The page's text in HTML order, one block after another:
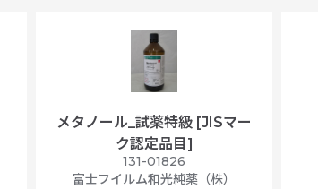
メタノール_試薬特級 [JISマー
ク認定品目]
131-01826
富士フイルム和光純薬（株）